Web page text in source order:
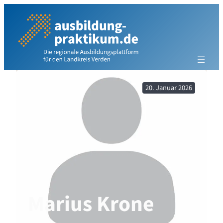
springen
20. Januar 2026
Marius Krone